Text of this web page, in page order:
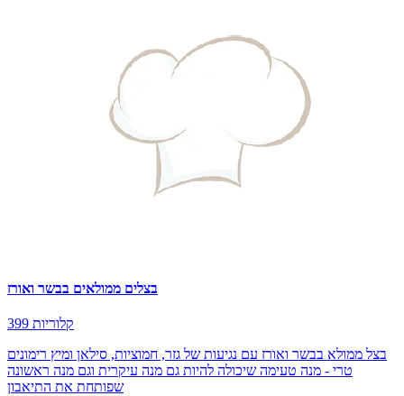
בצלים ממולאים בבשר ואורז
399 קלוריות
בצל ממולא בבשר ואורז עם נגיעות של גזר, חמוציות, סילאן ומיץ רימונים
טרי - מנה טעימה שיכולה להיות גם מנה עיקרית וגם מנה ראשונה
שפותחת את התיאבון